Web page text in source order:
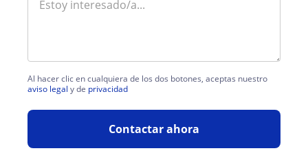
Al hacer clic en cualquiera de los dos botones, aceptas nuestro
aviso legal y de privacidad
Contactar ahora